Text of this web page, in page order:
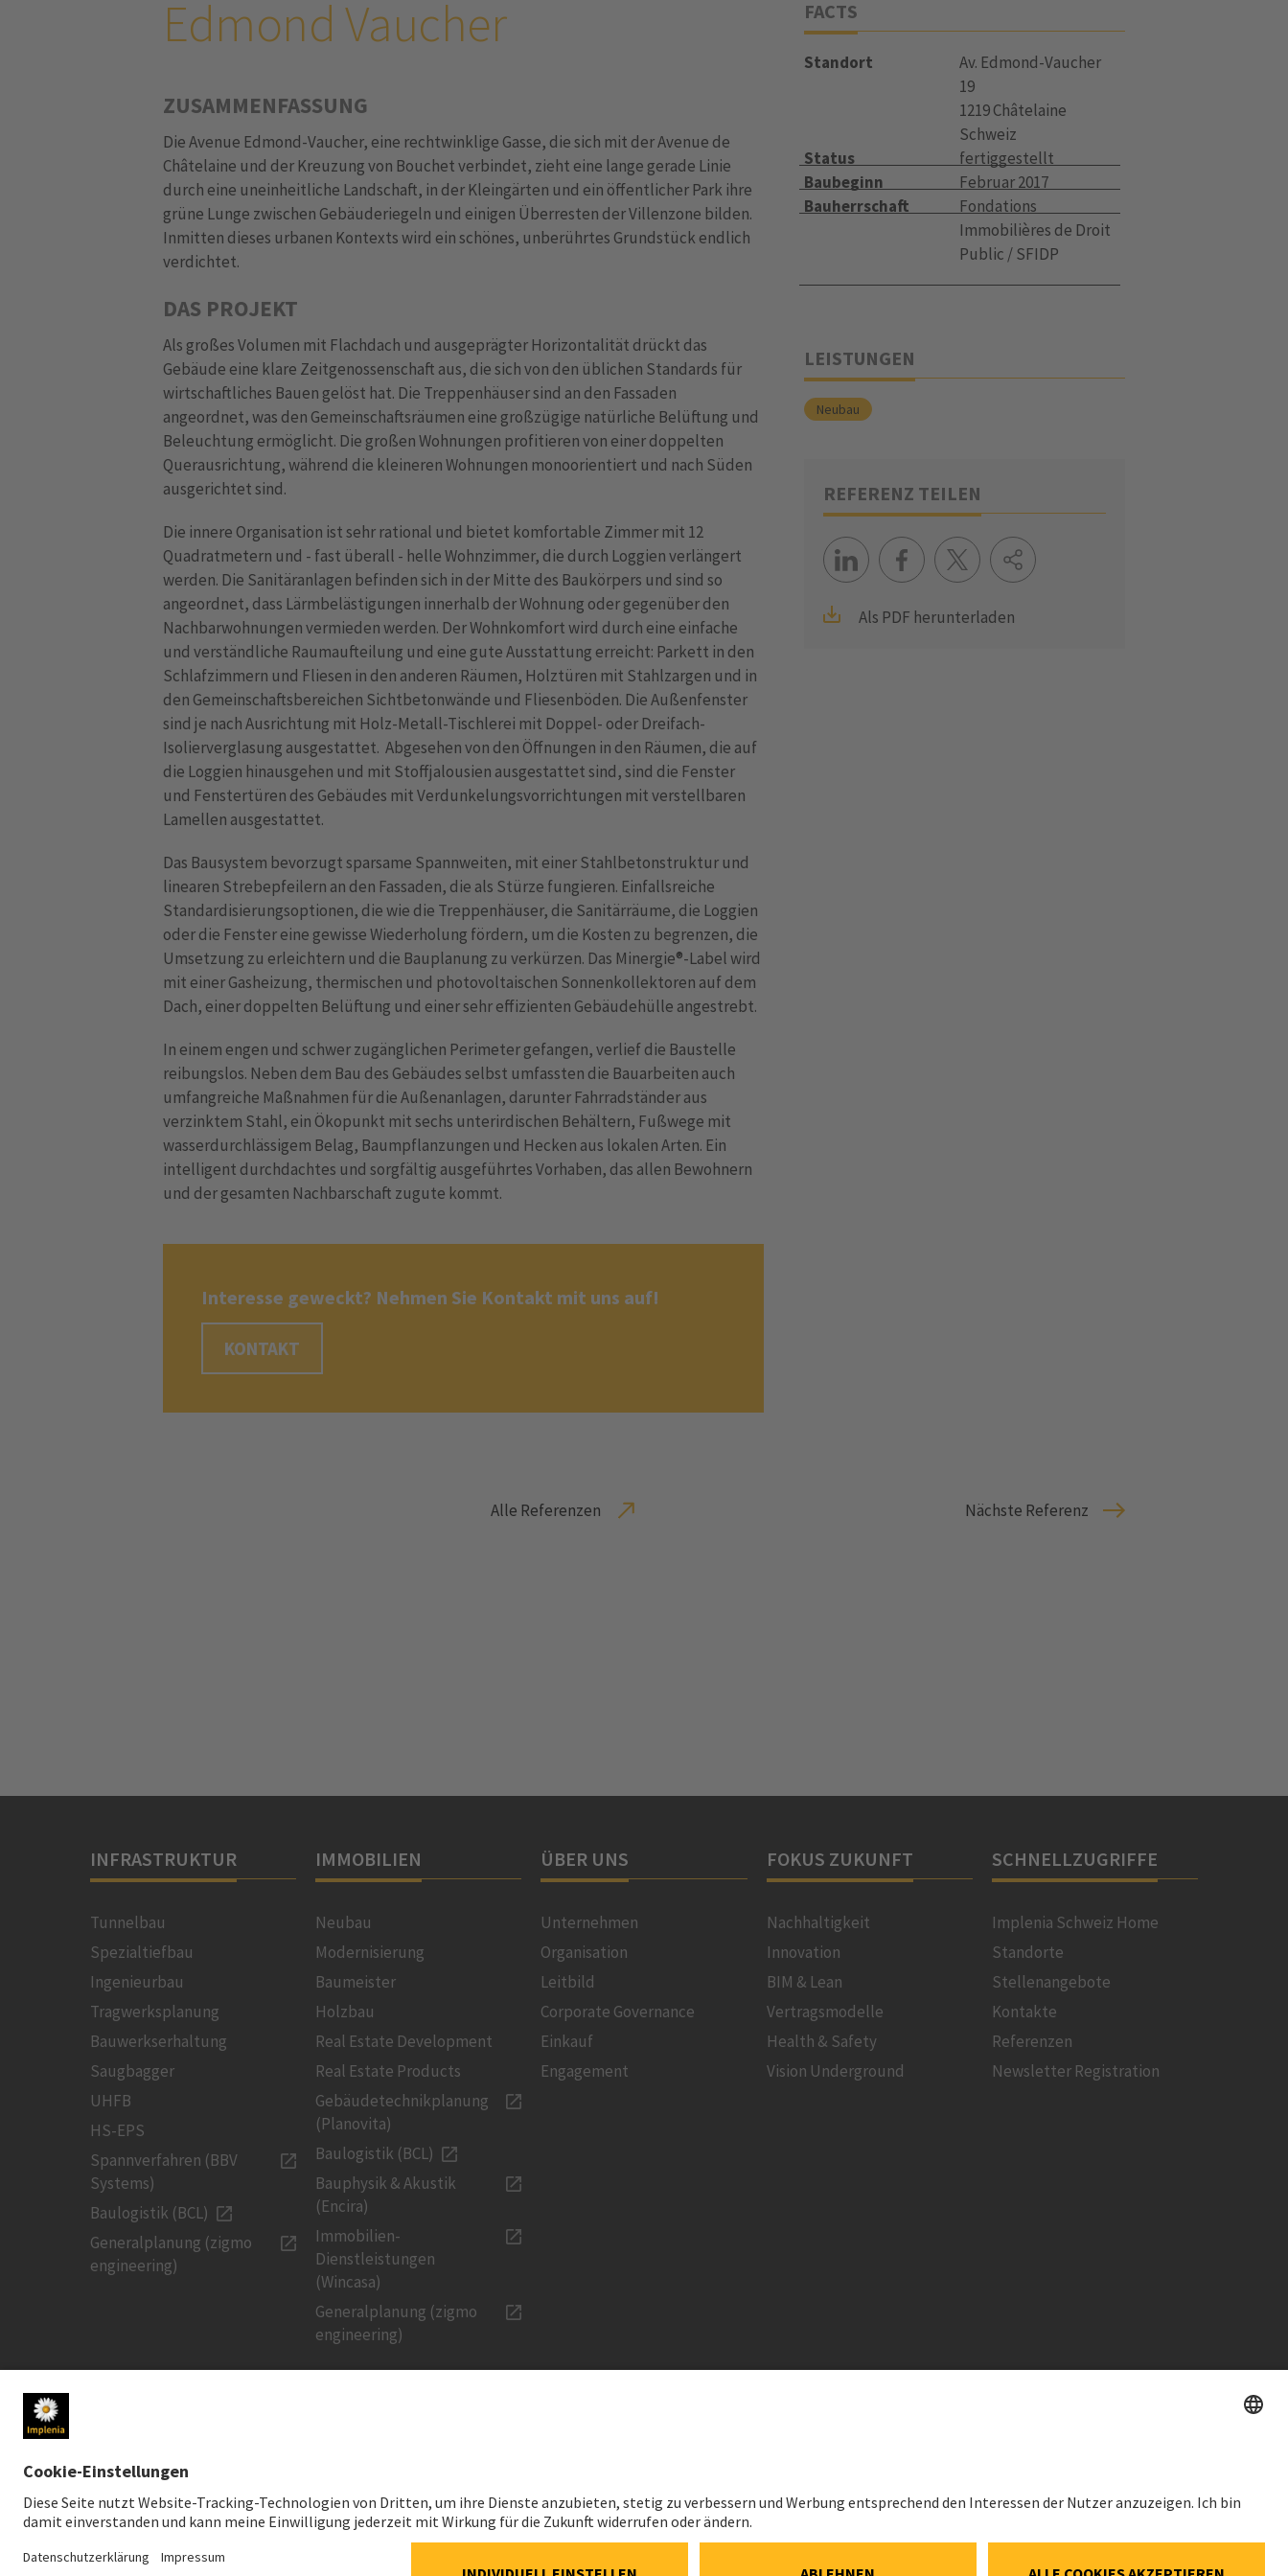
Edmond Vaucher
ZUSAMMENFASSUNG
Die Avenue Edmond-Vaucher, eine rechtwinklige Gasse, die sich mit der Avenue de
Châtelaine und der Kreuzung von Bouchet verbindet, zieht eine lange gerade Linie
durch eine uneinheitliche Landschaft, in der Kleingärten und ein öffentlicher Park ihre
grüne Lunge zwischen Gebäuderiegeln und einigen Überresten der Villenzone bilden.
Inmitten dieses urbanen Kontexts wird ein schönes, unberührtes Grundstück endlich
verdichtet.
DAS PROJEKT
Als großes Volumen mit Flachdach und ausgeprägter Horizontalität drückt das
Gebäude eine klare Zeitgenossenschaft aus, die sich von den üblichen Standards für
wirtschaftliches Bauen gelöst hat. Die Treppenhäuser sind an den Fassaden
angeordnet, was den Gemeinschaftsräumen eine großzügige natürliche Belüftung und
Beleuchtung ermöglicht. Die großen Wohnungen profitieren von einer doppelten
Querausrichtung, während die kleineren Wohnungen monoorientiert und nach Süden
ausgerichtet sind.
Die innere Organisation ist sehr rational und bietet komfortable Zimmer mit 12
Quadratmetern und - fast überall - helle Wohnzimmer, die durch Loggien verlängert
werden. Die Sanitäranlagen befinden sich in der Mitte des Baukörpers und sind so
angeordnet, dass Lärmbelästigungen innerhalb der Wohnung oder gegenüber den
Nachbarwohnungen vermieden werden. Der Wohnkomfort wird durch eine einfache
und verständliche Raumaufteilung und eine gute Ausstattung erreicht: Parkett in den
Schlafzimmern und Fliesen in den anderen Räumen, Holztüren mit Stahlzargen und in
den Gemeinschaftsbereichen Sichtbetonwände und Fliesenböden. Die Außenfenster
sind je nach Ausrichtung mit Holz-Metall-Tischlerei mit Doppel- oder Dreifach-
Isolierverglasung ausgestattet. Abgesehen von den Öffnungen in den Räumen, die auf
die Loggien hinausgehen und mit Stoffjalousien ausgestattet sind, sind die Fenster
und Fenstertüren des Gebäudes mit Verdunkelungsvorrichtungen mit verstellbaren
Lamellen ausgestattet.
Das Bausystem bevorzugt sparsame Spannweiten, mit einer Stahlbetonstruktur und
linearen Strebepfeilern an den Fassaden, die als Stürze fungieren. Einfallsreiche
Standardisierungsoptionen, die wie die Treppenhäuser, die Sanitärräume, die Loggien
oder die Fenster eine gewisse Wiederholung fördern, um die Kosten zu begrenzen, die
Umsetzung zu erleichtern und die Bauplanung zu verkürzen. Das Minergie®-Label wird
mit einer Gasheizung, thermischen und photovoltaischen Sonnenkollektoren auf dem
Dach, einer doppelten Belüftung und einer sehr effizienten Gebäudehülle angestrebt.
In einem engen und schwer zugänglichen Perimeter gefangen, verlief die Baustelle
reibungslos. Neben dem Bau des Gebäudes selbst umfassten die Bauarbeiten auch
umfangreiche Maßnahmen für die Außenanlagen, darunter Fahrradständer aus
verzinktem Stahl, ein Ökopunkt mit sechs unterirdischen Behältern, Fußwege mit
wasserdurchlässigem Belag, Baumpflanzungen und Hecken aus lokalen Arten. Ein
intelligent durchdachtes und sorgfältig ausgeführtes Vorhaben, das allen Bewohnern
und der gesamten Nachbarschaft zugute kommt.
Interesse geweckt? Nehmen Sie Kontakt mit uns auf!
KONTAKT
FACTS
Standort
Av. Edmond-Vaucher
19
1219 Châtelaine
Schweiz
Status
fertiggestellt
Baubeginn
Februar 2017
Bauherrschaft
Fondations
Immobilières de Droit
Public / SFIDP
LEISTUNGEN
Neubau
REFERENZ TEILEN
Als PDF herunterladen
Alle Referenzen Nächste Referenz
INFRASTRUKTUR
Tunnelbau
Spezialtiefbau
Ingenieurbau
Tragwerksplanung
Bauwerkserhaltung
Saugbagger
UHFB
HS-EPS
Spannverfahren (BBV
Systems)
Baulogistik (BCL)
Generalplanung (zigmo
engineering)
IMMOBILIEN
Neubau
Modernisierung
Baumeister
Holzbau
Real Estate Development
Real Estate Products
Gebäudetechnikplanung
(Planovita)
Baulogistik (BCL)
Bauphysik & Akustik
(Encira)
Immobilien-
Dienstleistungen
(Wincasa)
Generalplanung (zigmo
engineering)
ÜBER UNS
Unternehmen
Organisation
Leitbild
Corporate Governance
Einkauf
Engagement
FOKUS ZUKUNFT
Nachhaltigkeit
Innovation
BIM & Lean
Vertragsmodelle
Health & Safety
Vision Underground
SCHNELLZUGRIFFE
Implenia Schweiz Home
Standorte
Stellenangebote
Kontakte
Referenzen
Newsletter Registration
Newsroom
Medienkontakt
Social Media
Downloads für Medien
Finanzpublikationen
Nachhaltiges Investment
Jobs Schweiz
Berufserfahrene
Datenschutz
Richtlinie
62,30 CHF
0,00 CHF (0,00%)